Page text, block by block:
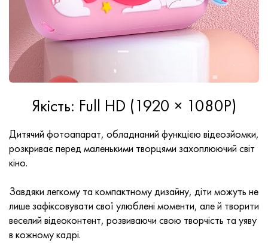
Якість: Full HD (1920 × 1080P)
Дитячий фотоапарат, обладнаний функцією відеозйомки,
розкриває перед маленькими творцями захоплюючий світ
кіно.
Завдяки легкому та компактному дизайну, діти можуть не
лише зафіксовувати свої улюблені моменти, але й творити
веселий відеоконтент, розвиваючи свою творчість та уяву
в кожному кадрі.